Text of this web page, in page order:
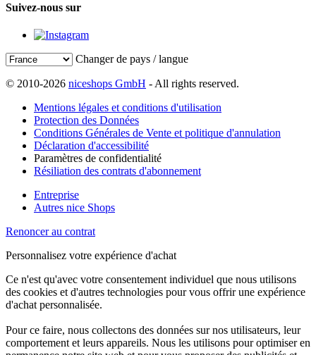
Suivez-nous sur
Changer de pays / langue
© 2010-2026 niceshops GmbH - All rights reserved.
Mentions légales et conditions d'utilisation
Protection des Données
Conditions Générales de Vente et politique d'annulation
Déclaration d'accessibilité
Paramètres de confidentialité
Résiliation des contrats d'abonnement
Entreprise
Autres nice Shops
Renoncer au contrat
Personnalisez votre expérience d'achat
Ce n'est qu'avec votre consentement individuel que nous utilisons
des cookies et d'autres technologies pour vous offrir une expérience
d'achat personnalisée.
Pour ce faire, nous collectons des données sur nos utilisateurs, leur
comportement et leurs appareils. Nous les utilisons pour optimiser en